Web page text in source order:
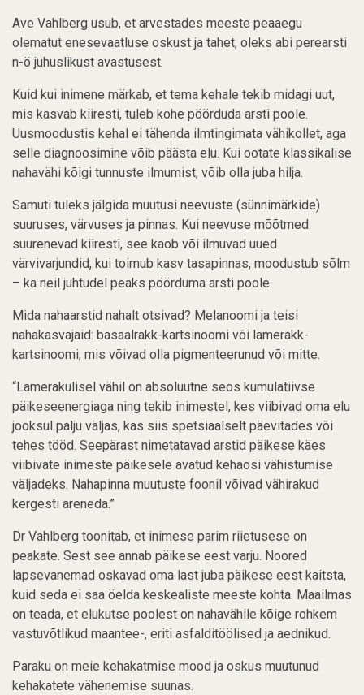
Ave Vahlberg usub, et arvestades meeste peaaegu
olematut enesevaatluse oskust ja tahet, oleks abi perearsti
n-ö juhuslikust avastusest.
Kuid kui inimene märkab, et tema kehale tekib midagi uut,
mis kasvab kiiresti, tuleb kohe pöörduda arsti poole.
Uusmoodustis kehal ei tähenda ilmtingimata vähikollet, aga
selle diagnoosimine võib päästa elu. Kui ootate klassikalise
nahavähi kõigi tunnuste ilmumist, võib olla juba hilja.
Samuti tuleks jälgida muutusi neevuste (sünnimärkide)
suuruses, värvuses ja pinnas. Kui neevuse mõõtmed
suurenevad kiiresti, see kaob või ilmuvad uued
värvivarjundid, kui toimub kasv tasapinnas, moodustub sõlm
– ka neil juhtudel peaks pöörduma arsti poole.
Mida nahaarstid nahalt otsivad? Melanoomi ja teisi
nahakasvajaid: basaalrakk-kartsinoomi või lamerakk-
kartsinoomi, mis võivad olla pigmenteerunud või mitte.
“Lamerakulisel vähil on absoluutne seos kumulatiivse
päikeseenergiaga ning tekib inimestel, kes viibivad oma elu
jooksul palju väljas, kas siis spetsiaalselt päevitades või
tehes tööd. Seepärast nimetatavad arstid päikese käes
viibivate inimeste päikesele avatud kehaosi vähistumise
väljadeks. Nahapinna muutuste foonil võivad vähirakud
kergesti areneda.”
Dr Vahlberg toonitab, et inimese parim riietusese on
peakate. Sest see annab päikese eest varju. Noored
lapsevanemad oskavad oma last juba päikese eest kaitsta,
kuid seda ei saa öelda keskealiste meeste kohta. Maailmas
on teada, et elukutse poolest on nahavähile kõige rohkem
vastuvõtlikud maantee-, eriti asfalditöölised ja aednikud.
Paraku on meie kehakatmise mood ja oskus muutunud
kehakatete vähenemise suunas.